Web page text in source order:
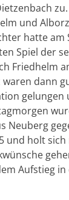
und
hatte
Spiel der
Friedhelm
dann
und holt
Aufstieg